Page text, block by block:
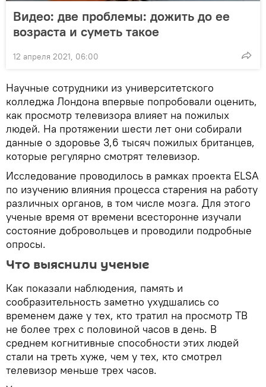
Видео: две проблемы: дожить до ее
возраста и суметь такое
12 апреля 2021, 06:00
Научные сотрудники из университетского
колледжа Лондона впервые попробовали оценить,
как просмотр телевизора влияет на пожилых
людей. На протяжении шести лет они собирали
данные о здоровье 3,6 тысяч пожилых британцев,
которые регулярно смотрят телевизор.
Исследование проводилось в рамках проекта ELSA
по изучению влияния процесса старения на работу
различных органов, в том числе мозга. Для этого
ученые время от времени всесторонне изучали
состояние добровольцев и проводили подробные
опросы.
Что выяснили ученые
Как показали наблюдения, память и
сообразительность заметно ухудшались со
временем даже у тех, кто тратил на просмотр ТВ
не более трех с половиной часов в день. В
среднем когнитивные способности этих людей
стали на треть хуже, чем у тех, кто смотрел
телевизор меньше трех часов.